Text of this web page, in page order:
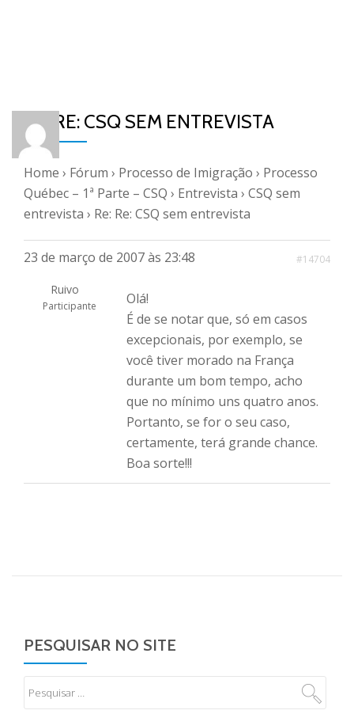
RE: RE: CSQ SEM ENTREVISTA
Home › Fórum › Processo de Imigração › Processo
Québec – 1ª Parte – CSQ › Entrevista › CSQ sem
entrevista › Re: Re: CSQ sem entrevista
23 de março de 2007 às 23:48 #14704
Ruivo
Participante
Olá!
É de se notar que, só em casos
excepcionais, por exemplo, se
você tiver morado na França
durante um bom tempo, acho
que no mínimo uns quatro anos.
Portanto, se for o seu caso,
certamente, terá grande chance.
Boa sorte!!!
PESQUISAR NO SITE